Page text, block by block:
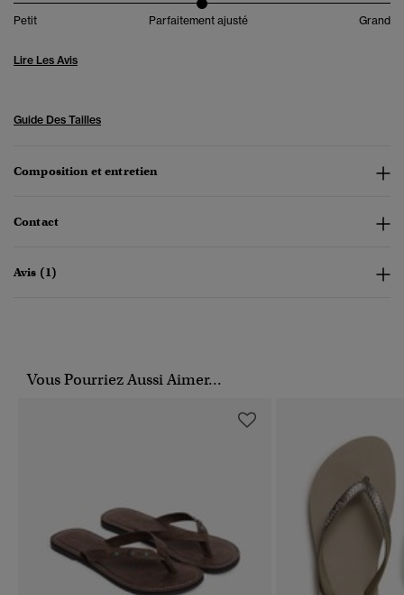
Petit Parfaitement ajusté Grand
Lire Les Avis
Guide Des Tailles
Composition et entretien
Contact
Avis (1)
Vous Pourriez Aussi Aimer...